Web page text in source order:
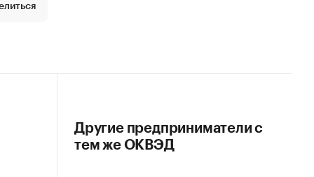
Другие предприниматели с
тем же ОКВЭД